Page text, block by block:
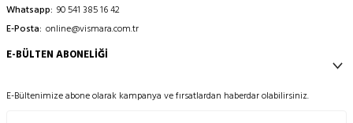
Whatsapp: 90 541 385 16 42
E-Posta: online@vismara.com.tr
E-BÜLTEN ABONELIĞI
E-Bültenimize abone olarak kampanya ve fırsatlardan haberdar olabilirsiniz.